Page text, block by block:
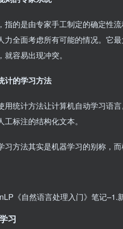
指的是由专家手工制定的确定性
力全面考虑所有可能的情况。它
就容易出现冲突。
计的学习方法
用统计方法让计算机自动学习语言
工标注的结构化文本。
习方法其实是机器学习的别称，
习